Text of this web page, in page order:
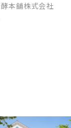
本舗株式会社